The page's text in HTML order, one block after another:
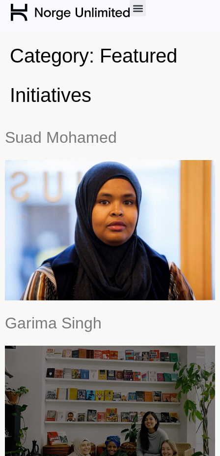
Category: Featured
Initiatives
Suad Mohamed
Garima Singh